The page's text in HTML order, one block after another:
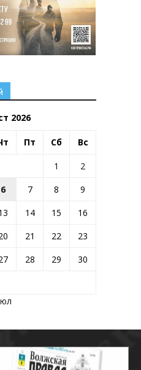
2026
Пт Сб Вс
1
2
6 7 8
9
14 15
16
21 22
23
28 29
30